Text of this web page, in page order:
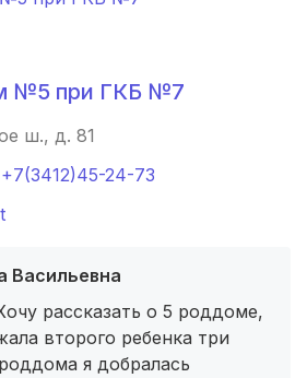
№5 при ГКБ №7
ш., д. 81
+7(3412)45-24-73
Васильевна
рассказать о 5 роддоме,
второго ребенка три
я добралась